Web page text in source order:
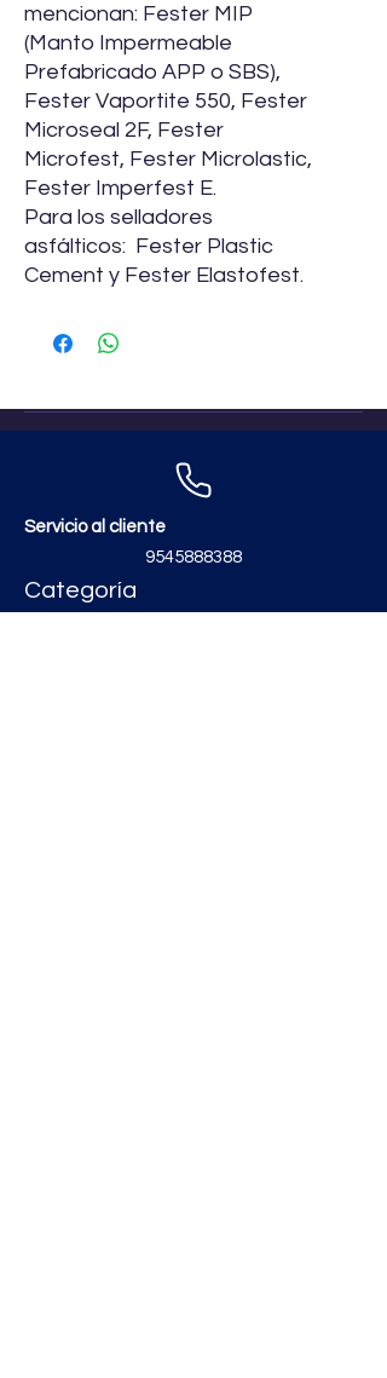
mencionan: Fester MIP
(Manto Impermeable
Prefabricado APP o SBS),
Fester Vaportite 550, Fester
Microseal 2F, Fester
Microfest, Fester Microlastic,
Fester Imperfest E.
Para los selladores
asfálticos: Fester Plastic
Cement y Fester Elastofest.
Servicio al cliente
9545888388
Categoría